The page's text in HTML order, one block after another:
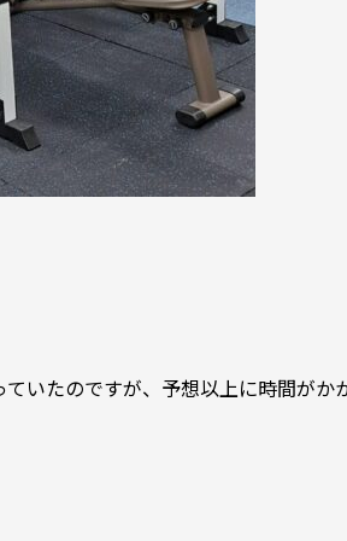
いたのですが、予想以上に時間がか